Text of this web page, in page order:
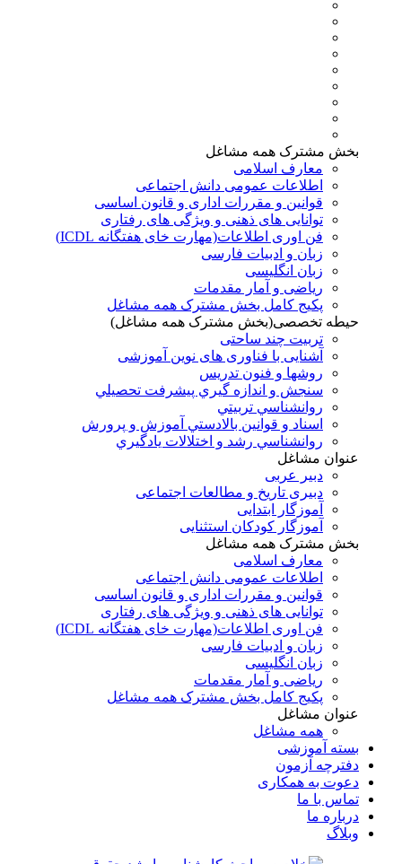
بخش مشترک همه مشاغل
معارف اسلامی
اطلاعات عمومی دانش اجتماعی
قوانین و مقررات اداری و قانون اساسی
توانایی های ذهنی و ویژگی های رفتاری
فن اوری اطلاعات(مهارت خای هفتگانه ICDL)
زبان و ادبیات فارسی
زبان انگلیسی
ریاضی و آمار مقدمات
پکیج کامل بخش مشترک همه مشاغل
حیطه تخصصی(بخش مشترک همه مشاغل)
تربیت چند ساحتی
آشنایی با فناوری های نوین آموزشی
روشها و فنون تدريس
سنجش و اندازه گيري پيشرفت تحصيلي
روانشناسي تربيتي
اسناد و قوانين بالادستي آموزش و پرورش
روانشناسي رشد و اختلالات يادگيري
عنوان مشاغل
دبير عربی
دبیری تاریخ و مطالعات اجتماعی
آموزگار ابتدایی
آموزگار کودکان استثنایی
بخش مشترک همه مشاغل
معارف اسلامی
اطلاعات عمومی دانش اجتماعی
قوانین و مقررات اداری و قانون اساسی
توانایی های ذهنی و ویژگی های رفتاری
فن اوری اطلاعات(مهارت خای هفتگانه ICDL)
زبان و ادبیات فارسی
زبان انگلیسی
ریاضی و آمار مقدمات
پکیج کامل بخش مشترک همه مشاغل
عنوان مشاغل
همه مشاغل
بسته آموزشی
دفترچه آزمون
دعوت به همکاری
تماس با ما
درباره ما
وبلاگ